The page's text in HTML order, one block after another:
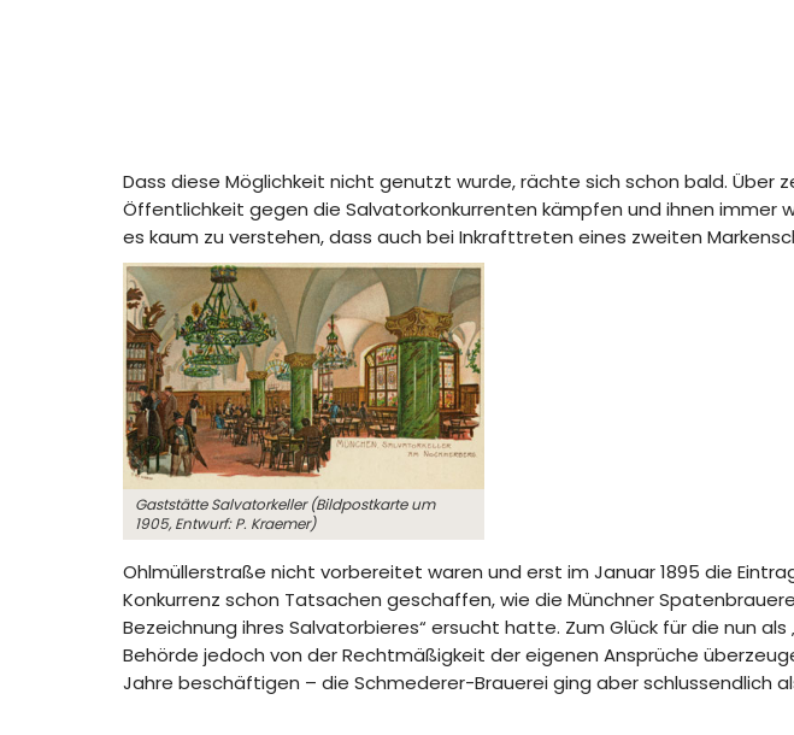
Dass diese Möglichkeit nicht genutzt wurde, rächte sich schon bald.
Öffentlichkeit gegen die Salvatorkonkurrenten kämpfen und ihnen immer
es kaum zu verstehen, dass auch bei Inkrafttreten eines zweiten
Gaststätte Salvatorkeller (Bildpostkarte um
1905, Entwurf: P. Kraemer)
Ohlmüllerstraße nicht vorbereitet waren und erst im Januar 1895 die
Konkurrenz schon Tatsachen geschaffen, wie die Münchner
Bezeichnung ihres Salvatorbieres“ ersucht hatte. Zum Glück für die nun
Behörde jedoch von der Rechtmäßigkeit der eigenen Ansprüche
Jahre beschäftigen – die Schmederer-Brauerei ging aber schlussendlich